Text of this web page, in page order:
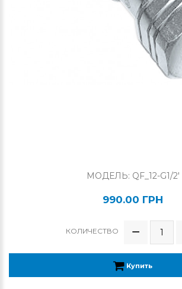
МОДЕЛЬ: QF_12-G1/2'
990.00 ГРН
КОЛИЧЕСТВО
Купить